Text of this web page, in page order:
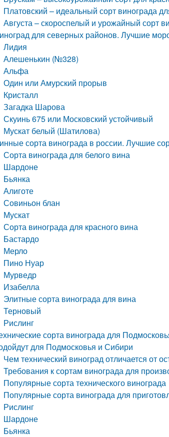
Платовский – идеальный сорт винограда
Августа – скороспелый и урожайный сорт
для северных районов. Лучшие
Лидия
Алешенькин (№328)
Альфа
Один или Амурский прорыв
Кристалл
Загадка Шарова
Скуинь 675 или Московский устойчивый
Мускат белый (Шатилова)
сорта винограда в россии. Лучшие
Сорта винограда для белого вина
Шардоне
Бьянка
Алиготе
Совиньон блан
Мускат
Сорта винограда для красного вина
Бастардо
Мерло
Пино Нуар
Мурведр
Изабелла
Элитные сорта винограда для вина
Терновый
Рислинг
сорта винограда для
для Подмосковья и Сибири
Чем технический виноград отличается от
Требования к сортам винограда для
Популярные сорта технического винограда
Популярные сорта винограда для
Рислинг
Шардоне
Бьянка